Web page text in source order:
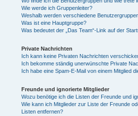
Wie werde ich Gruppenleiter?
Weshalb werden verschiedene
Was ist eine Hauptgruppe?
Was bedeutet der „Das Team“-Link auf der
Private Nachrichten
Ich kann keine Privaten Nachrichten
Ich bekomme ständig unerwünschte Private
Ich habe eine Spam-E-Mail von einem Mitglied
Freunde und ignorierte Mitglieder
Wozu benötige ich die Listen der Freunde und
Wie kann ich Mitglieder zur Liste der Freunde
Listen entfernen?